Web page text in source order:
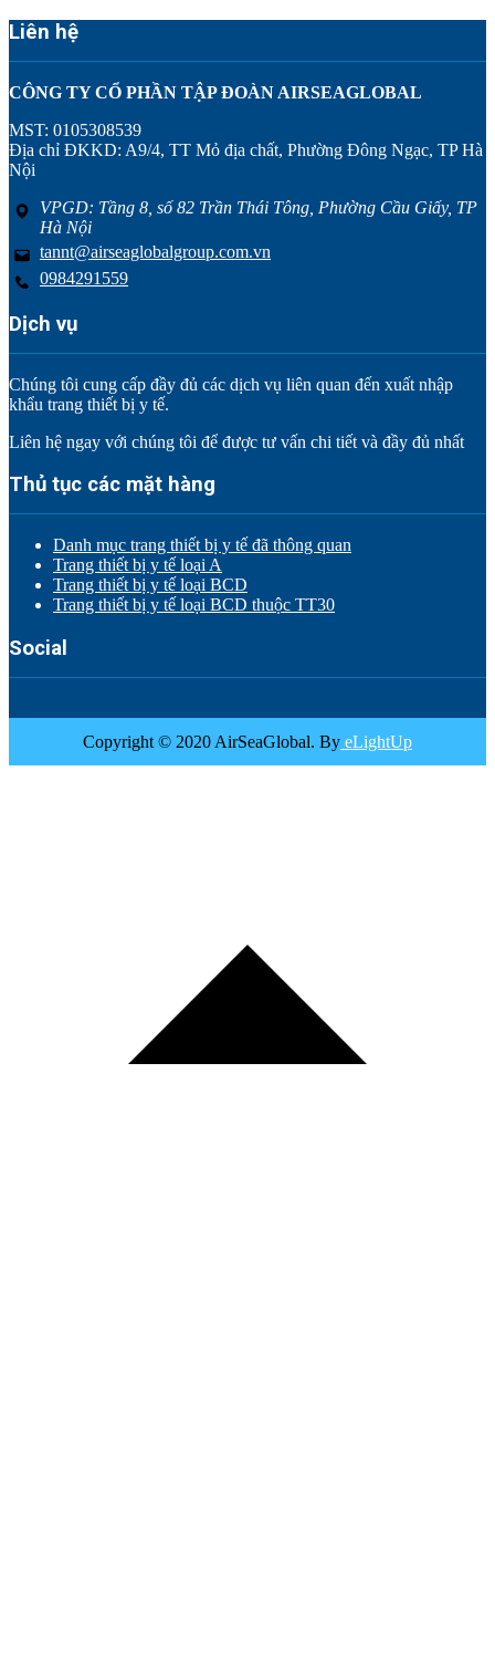
Liên hệ
CÔNG TY CỔ PHẦN TẬP ĐOÀN AIRSEAGLOBAL
MST: 0105308539
Địa chỉ ĐKKD: A9/4, TT Mỏ địa chất, Phường Đông Ngạc, TP Hà
Nội
VPGD: Tầng 8, số 82 Trần Thái Tông, Phường Cầu Giấy, TP
Hà Nội
tannt@airseaglobalgroup.com.vn
0984291559
Dịch vụ
Chúng tôi cung cấp đầy đủ các dịch vụ liên quan đến xuất nhập
khẩu trang thiết bị y tế.
Liên hệ ngay với chúng tôi để được tư vấn chi tiết và đầy đủ nhất
Thủ tục các mặt hàng
Danh mục trang thiết bị y tế đã thông quan
Trang thiết bị y tế loại A
Trang thiết bị y tế loại BCD
Trang thiết bị y tế loại BCD thuộc TT30
Social
Copyright © 2020 AirSeaGlobal. By eLightUp